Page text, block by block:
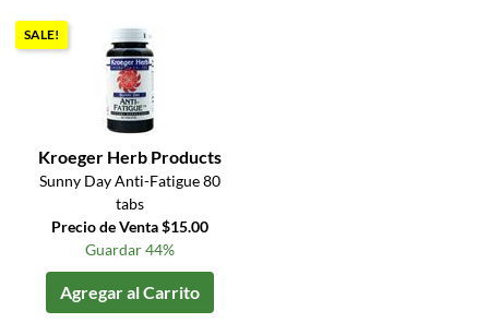
SALE!
Kroeger Herb Products
Sunny Day Anti-Fatigue 80
tabs
Precio de Venta $15.00
Guardar 44%
Agregar al Carrito